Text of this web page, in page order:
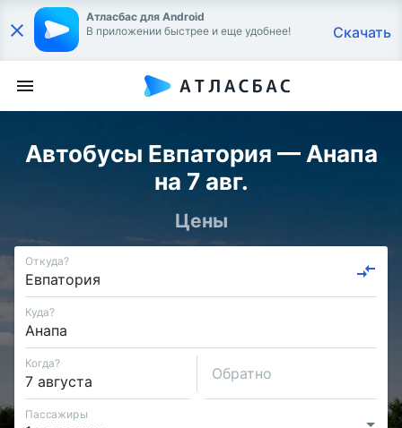
Атласбас для Android
В приложении быстрее и еще удобнее!
Скачать
Автобусы Евпатория — Анапа
на 7 авг.
Цены
Откуда?
Куда?
Когда?
Обратно
Пассажиры